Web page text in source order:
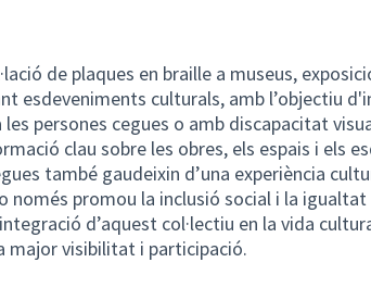
de plaques en braille a museus,
esdeveniments culturals, amb l’objectiu
persones cegues o amb discapacitat
clau sobre les obres, els espais i els
també gaudeixin d’una experiència
només promou la inclusió social i la
d’aquest col·lectiu en la vida
major visibilitat i participació.